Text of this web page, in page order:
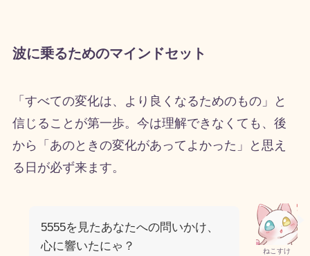
波に乗るためのマインドセット
「すべての変化は、より良くなるためのもの」と
信じることが第一歩。今は理解できなくても、後
から「あのときの変化があってよかった」と思え
る日が必ず来ます。
ねこすけ
5555を見たあなたへの問いかけ、
心に響いたにゃ？